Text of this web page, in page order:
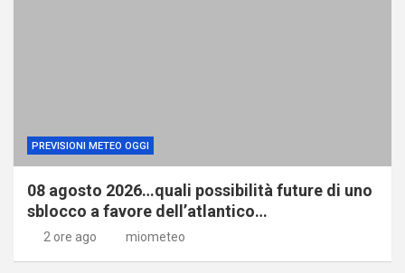
PREVISIONI METEO OGGI
08 agosto 2026…quali possibilità future di uno
sblocco a favore dell’atlantico…
2 ore ago miometeo